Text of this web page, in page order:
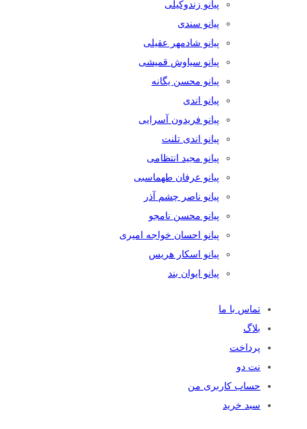
پیانو زندوکیلی
پیانو سندی
پیانو شادمهر عقیلی
پیانو سیاوش قمیشی
پیانو محسن یگانه
پیانو اندی
پیانو فریدون آسرایی
پیانو اندی تلنت
پیانو مجید انتظامی
پیانو عرفان طهماسبی
پیانو ناصر چشم آذر
پیانو محسن نامجو
پیانو احسان خواجه امیری
پیانو اسکار هریس
پیانو ایوان بند
تماس با ما
بلاگ
پرداخت
نت دو
حساب کاربری من
سبد خرید